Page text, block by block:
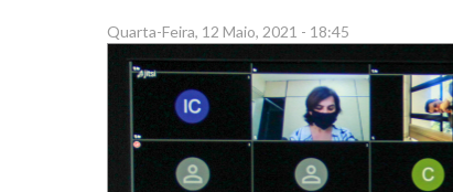
Quarta-Feira, 12 Maio, 2021 - 18:45